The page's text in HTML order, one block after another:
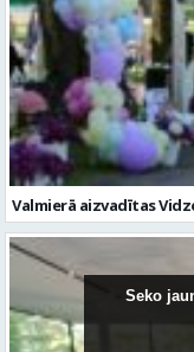
Valmierā aizvadītas
Seko